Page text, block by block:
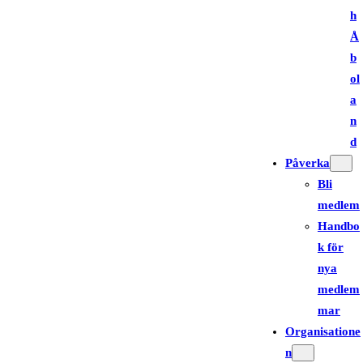
h
Å
b
ol
a
n
d
Påverka
Bli
medlem
Handbo
k för
nya
medlem
mar
Organisatione
n